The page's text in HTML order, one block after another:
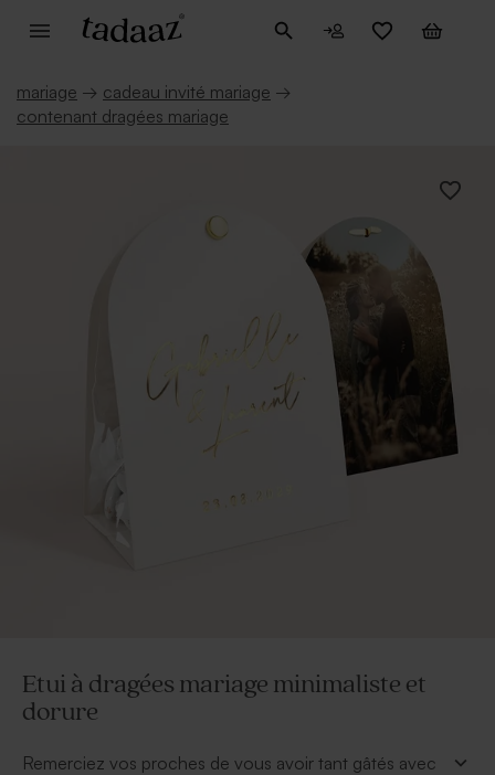
mariage → cadeau invité mariage →
contenant dragées mariage
Etui à dragées mariage minimaliste et
dorure
Remerciez vos proches de vous avoir tant gâtés avec